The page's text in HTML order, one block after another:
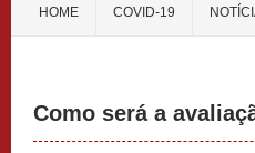
HOME COVID-19
Como será a